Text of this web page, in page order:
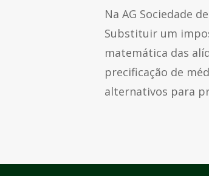
Na AG Sociedade
Substituir um
matemática das
precificação de
alternativos para